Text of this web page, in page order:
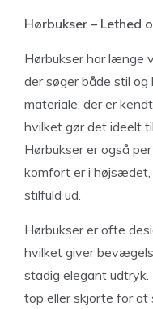
Hørbukser – Lethed
Hørbukser har længe
der søger både stil
materiale, der er
hvilket gør det ideelt
Hørbukser er også
komfort er i højsædet,
stilfuld ud.
Hørbukser er ofte
hvilket giver
stadig elegant
top eller skjorte for at